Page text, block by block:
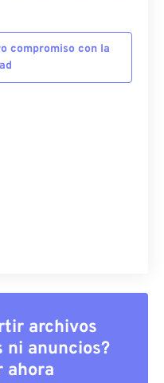
compromiso con la
archivos
ni anuncios?
ahora